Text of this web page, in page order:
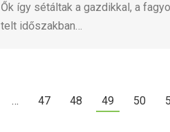
Ők így sétáltak a gazdikkal, a
telt időszakban…
… 47 48 49 50